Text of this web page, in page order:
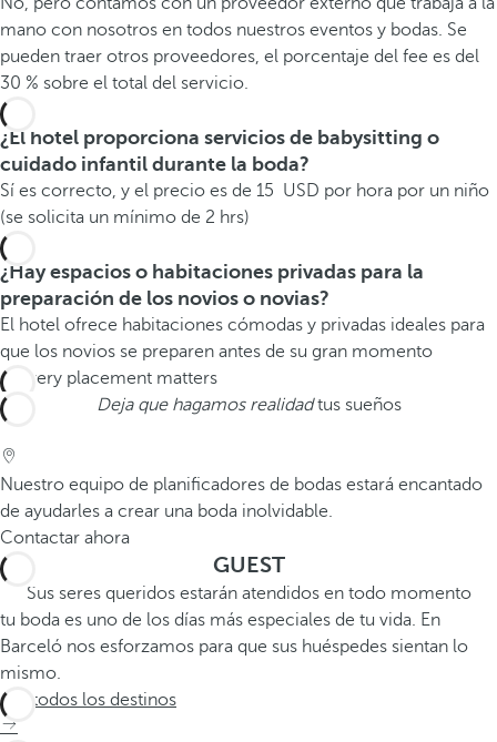
mano con nosotros en todos nuestros eventos y bodas. Se
pueden traer otros proveedores, el porcentaje del fee es del
30 % sobre el total del servicio.
¿El hotel proporciona servicios de babysitting o
cuidado infantil durante la boda?
Sí es correcto, y el precio es de 15 USD por hora por un niño
(se solicita un mínimo de 2 hrs)
¿Hay espacios o habitaciones privadas para la
preparación de los novios o novias?
El hotel ofrece habitaciones cómodas y privadas ideales para
que los novios se preparen antes de su gran momento
Deja que hagamos realidadtus sueños
Nuestro equipo de planificadores de bodas estará encantado
de ayudarles a crear una boda inolvidable.
Contactar ahora
GUEST
Sus seres queridos estarán atendidos en todo momento
tu boda es uno de los días más especiales de tu vida. En
Barceló nos esforzamos para que sus huéspedes sientan lo
mismo.
Ver todos los destinos